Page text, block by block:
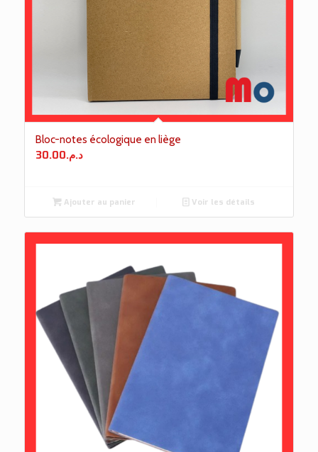
Bloc-notes écologique en liège
د.م.30.00
Ajouter au panier Voir les détails